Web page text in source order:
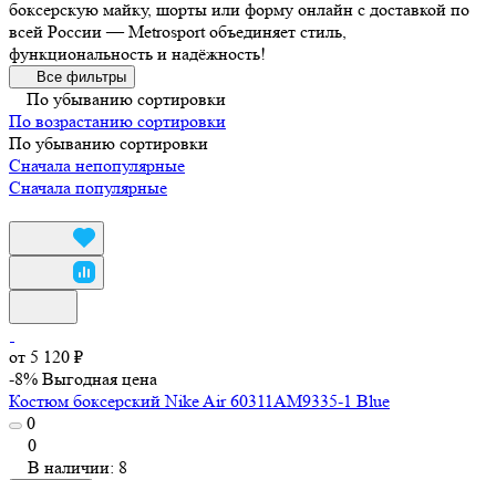
боксерскую майку, шорты или форму онлайн с доставкой по
всей России — Metrosport объединяет стиль,
функциональность и надёжность!
Все фильтры
По убыванию сортировки
По возрастанию сортировки
По убыванию сортировки
Сначала непопулярные
Сначала популярные
от 5 120 ₽
-8% Выгодная цена
Костюм боксерский Nike Air 60311AM9335-1 Blue
0
0
В наличии: 8